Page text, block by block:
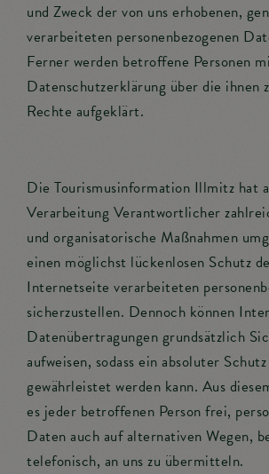
und Zweck der von uns erhobenen,
verarbeiteten personenbezogenen
Ferner werden betroffene Personen
Datenschutzerklärung über die ihnen
Rechte aufgeklärt.
Die Tourismusinformation Illmitz hat
Verarbeitung Verantwortlicher
und organisatorische Maßnahmen
einen möglichst lückenlosen Schutz
Internetseite verarbeiteten
sicherzustellen. Dennoch können
Datenübertragungen grundsätzlich
aufweisen, sodass ein absoluter
gewährleistet werden kann. Aus
es jeder betroffenen Person frei,
Daten auch auf alternativen Wegen,
telefonisch, an uns zu übermitteln.